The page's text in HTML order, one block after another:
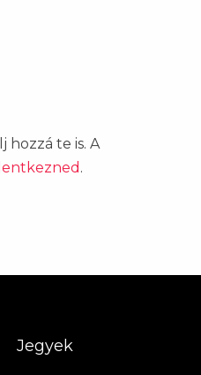
hozzá te is. A
.
Jegyek